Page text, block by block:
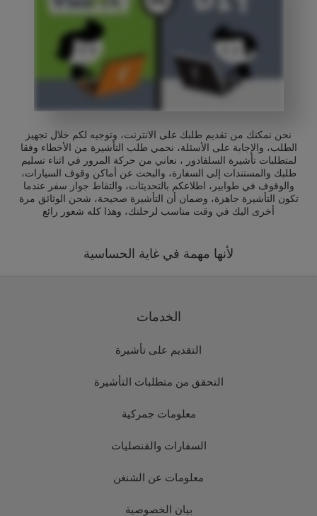
نحن نمكنك من تقديم طلبك على الانترنت، وتوجيه لكم خلال تجهيز
الطلب، والإجابة على الأسئلة، نحمي طلب التأشيرة من الأخطاء وفقا
لمتطلبات تأشيرة السلفادور ، نعاني من حركة المرور في اثناء تسليم
طلبك والمستندات إلى السفارة، والبحث عن أماكن وقوف السيارات،
والوقوف في طوابير، اطلاعكم بالتحديثات، والتقاط جواز سفر عندما
تكون التأشيرة جاهزة، وضمان أن التأشيرة صحيحة، شحن الوثائق مرة
أخرى اليك في وقت مناسب لرحلتك، وهذا كله شعور رائع
لأنها مهمة في غاية الحساسية
الخدمات
التقديم على تأشيرة
التحقق من متطلبات التأشيرة
معلومات جمركية
السفارات والقنصليات
معلومات عن الشنغن
بيان الخصوصية